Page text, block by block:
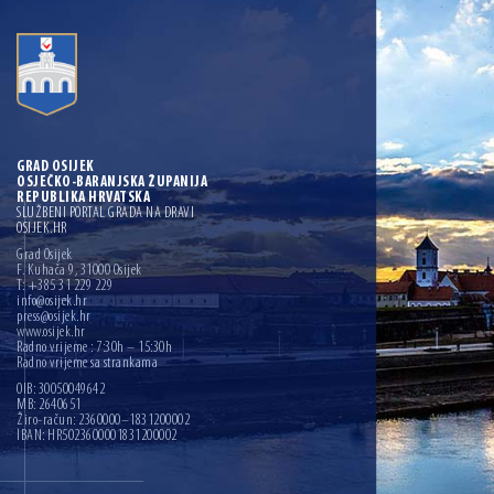
GRAD OSIJEK
OSJEČKO-BARANJSKA ŽUPANIJA
REPUBLIKA HRVATSKA
SLUŽBENI PORTAL GRADA NA DRAVI
OSIJEK.HR
Grad Osijek
F. Kuhača 9, 31000 Osijek
T: +385 31 229 229
info@osijek.hr
press@osijek.hr
www.osijek.hr
Radno vrijeme : 7:30h – 15:30h
Radno vrijeme sa strankama
OIB: 30050049642
MB: 2640651
Žiro-račun: 2360000–1831200002
IBAN: HR5023600001831200002